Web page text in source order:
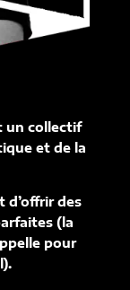
un collectif
et de la
d’offrir des
(la
pour